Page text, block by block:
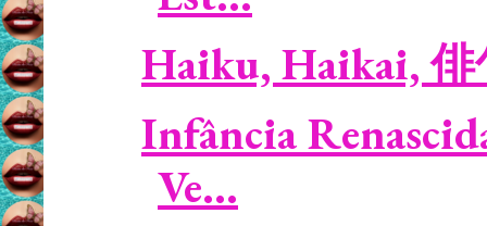
Haiku, Haikai, 俳
Infância
Ve...